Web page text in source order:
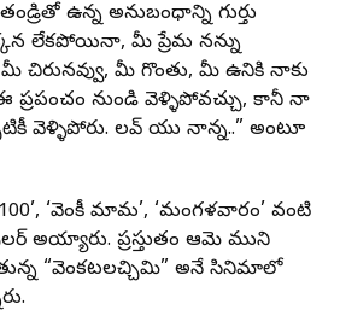
ఉన్న అనుబంధాన్ని గుర్తు
లేకపోయినా, మీ ప్రేమ నన్ను
మీ చిరునవ్వు, మీ గొంతు, మీ ఉనికి నాకు
ప్రపంచం నుండి వెళ్ళిపోవచ్చు, కానీ నా
వెళ్ళిపోరు. లవ్ యు నాన్న..” అంటూ
‘వెంకీ మామ’, ‘మంగళవారం’ వంటి
అయ్యారు. ప్రస్తుతం ఆమె ముని
“వెంకటలచ్చిమి” అనే సినిమాలో